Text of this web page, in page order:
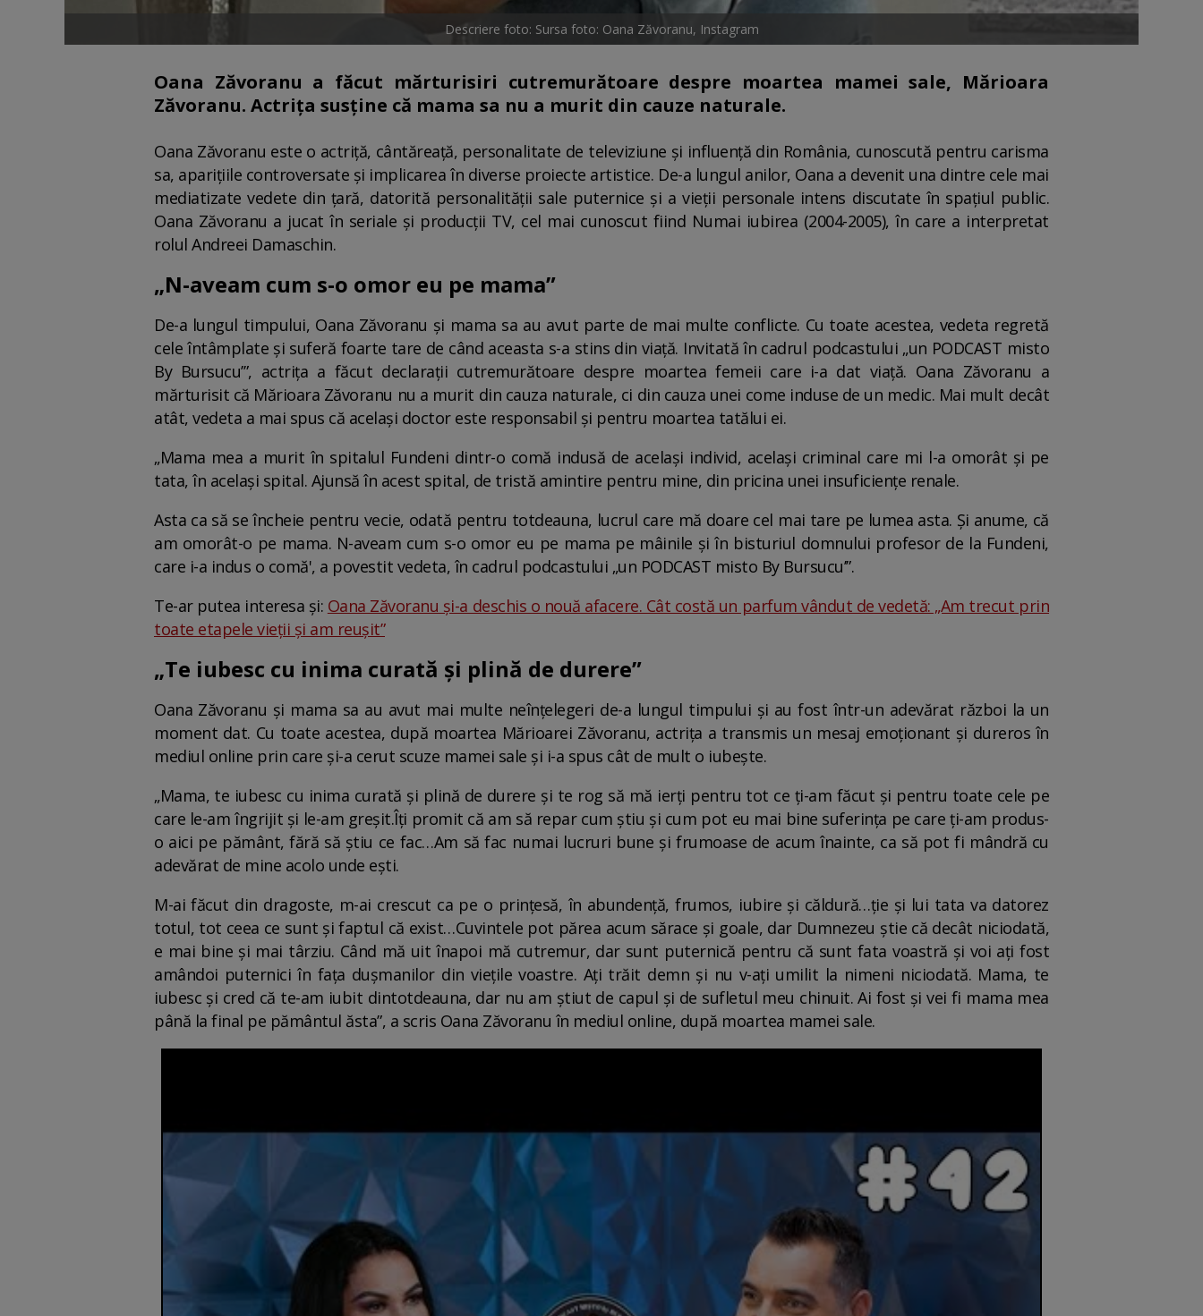
Descriere foto: Sursa foto: Oana Zăvoranu, Instagram
Oana Zăvoranu a făcut mărturisiri cutremurătoare despre moartea mamei sale, Mărioara
Zăvoranu. Actrița susține că mama sa nu a murit din cauze naturale.
Oana Zăvoranu este o actriță, cântăreață, personalitate de televiziune și influență din România, cunoscută pentru carisma
sa, aparițiile controversate și implicarea în diverse proiecte artistice. De-a lungul anilor, Oana a devenit una dintre cele mai
mediatizate vedete din țară, datorită personalității sale puternice și a vieții personale intens discutate în spațiul public.
Oana Zăvoranu a jucat în seriale și producții TV, cel mai cunoscut fiind Numai iubirea (2004-2005), în care a interpretat
rolul Andreei Damaschin.
„N-aveam cum s-o omor eu pe mama”
De-a lungul timpului, Oana Zăvoranu și mama sa au avut parte de mai multe conflicte. Cu toate acestea, vedeta regretă
cele întâmplate și suferă foarte tare de când aceasta s-a stins din viață. Invitată în cadrul podcastului „un PODCAST misto
By Bursucu’”, actrița a făcut declarații cutremurătoare despre moartea femeii care i-a dat viață. Oana Zăvoranu a
mărturisit că Mărioara Zăvoranu nu a murit din cauza naturale, ci din cauza unei come induse de un medic. Mai mult decât
atât, vedeta a mai spus că același doctor este responsabil și pentru moartea tatălui ei.
„Mama mea a murit în spitalul Fundeni dintr-o comă indusă de același individ, același criminal care mi l-a omorât și pe
tata, în același spital. Ajunsă în acest spital, de tristă amintire pentru mine, din pricina unei insuficiențe renale.
Asta ca să se încheie pentru vecie, odată pentru totdeauna, lucrul care mă doare cel mai tare pe lumea asta. Și anume, că
am omorât-o pe mama. N-aveam cum s-o omor eu pe mama pe mâinile și în bisturiul domnului profesor de la Fundeni,
care i-a indus o comă', a povestit vedeta, în cadrul podcastului „un PODCAST misto By Bursucu’”.
Te-ar putea interesa și: Oana Zăvoranu și-a deschis o nouă afacere. Cât costă un parfum vândut de vedetă: „Am trecut prin
toate etapele vieții și am reușit”
„Te iubesc cu inima curată și plină de durere”
Oana Zăvoranu și mama sa au avut mai multe neînțelegeri de-a lungul timpului și au fost într-un adevărat război la un
moment dat. Cu toate acestea, după moartea Mărioarei Zăvoranu, actrița a transmis un mesaj emoționant și dureros în
mediul online prin care și-a cerut scuze mamei sale și i-a spus cât de mult o iubește.
„Mama, te iubesc cu inima curată și plină de durere și te rog să mă ierți pentru tot ce ți-am făcut și pentru toate cele pe
care le-am îngrijit și le-am greșit.Îți promit că am să repar cum știu și cum pot eu mai bine suferința pe care ți-am produs-
o aici pe pământ, fără să știu ce fac…Am să fac numai lucruri bune și frumoase de acum înainte, ca să pot fi mândră cu
adevărat de mine acolo unde ești.
M-ai făcut din dragoste, m-ai crescut ca pe o prințesă, în abundență, frumos, iubire și căldură…ție și lui tata va datorez
totul, tot ceea ce sunt și faptul că exist…Cuvintele pot părea acum sărace și goale, dar Dumnezeu știe că decât niciodată,
e mai bine și mai târziu. Când mă uit înapoi mă cutremur, dar sunt puternică pentru că sunt fata voastră și voi ați fost
amândoi puternici în fața dușmanilor din viețile voastre. Ați trăit demn și nu v-ați umilit la nimeni niciodată. Mama, te
iubesc și cred că te-am iubit dintotdeauna, dar nu am știut de capul și de sufletul meu chinuit. Ai fost și vei fi mama mea
până la final pe pământul ăsta”, a scris Oana Zăvoranu în mediul online, după moartea mamei sale.